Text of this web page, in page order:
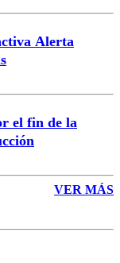
Alerta
el fin de la
VER MÁS